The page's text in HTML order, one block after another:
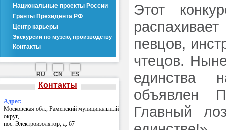
Национальные проекты России
Гранты Президента РФ
Центр карьеры
Экскурсии по музею, производству
Контакты
RU CN ES
Контакты
Адрес:
Московская обл., Раменский муниципальный
округ,
пос. Электроизолятор, д. 67
Этот
певцов,
чтецов.
единства
объявлен
Главный